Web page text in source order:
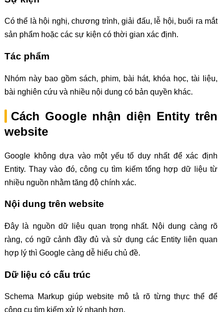
Có thể là hội nghị, chương trình, giải đấu, lễ hội, buổi ra mắt
sản phẩm hoặc các sự kiện có thời gian xác định.
Tác phẩm
Nhóm này bao gồm sách, phim, bài hát, khóa học, tài liệu,
bài nghiên cứu và nhiều nội dung có bản quyền khác.
Cách Google nhận diện Entity trên
website
Google không dựa vào một yếu tố duy nhất để xác định
Entity. Thay vào đó, công cụ tìm kiếm tổng hợp dữ liệu từ
nhiều nguồn nhằm tăng độ chính xác.
Nội dung trên website
Đây là nguồn dữ liệu quan trọng nhất. Nội dung càng rõ
ràng, có ngữ cảnh đầy đủ và sử dụng các Entity liên quan
hợp lý thì Google càng dễ hiểu chủ đề.
Dữ liệu có cấu trúc
Schema Markup giúp website mô tả rõ từng thực thể để
công cụ tìm kiếm xử lý nhanh hơn.